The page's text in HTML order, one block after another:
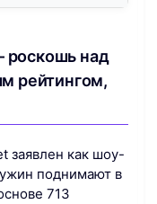
роскошь над
рейтингом,
заявлен как шоу-
поднимают в
713